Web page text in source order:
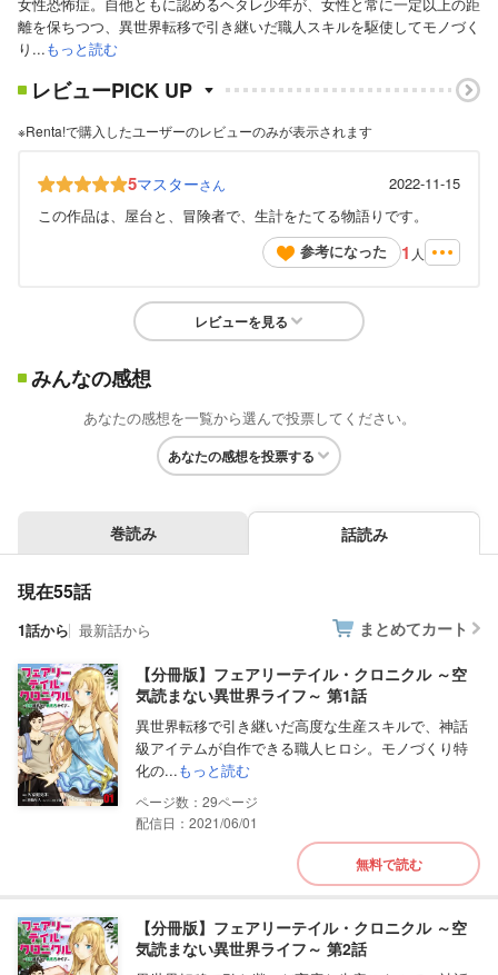
女性恐怖症。自他ともに認めるヘタレ少年が、女性と常に一定以上の距
離を保ちつつ、異世界転移で引き継いだ職人スキルを駆使してモノづく
り...もっと読む
レビューPICK UP
※Renta!で購入したユーザーのレビューのみが表示されます
5マスターさん
2022-11-15
この作品は、屋台と、冒険者で、生計をたてる物語りです。
参考になった
1 人
レビューを見る
みんなの感想
あなたの感想を一覧から選んで投票してください。
あなたの感想を投票する
巻読み 話読み
現在55話
1話から 最新話から まとめてカート
【分冊版】フェアリーテイル・クロニクル ～空
気読まない異世界ライフ～ 第1話
異世界転移で引き継いだ高度な生産スキルで、神話
級アイテムが自作できる職人ヒロシ。モノづくり特
化の...もっと読む
29
配信日：2021/06/01
無料で読む
【分冊版】フェアリーテイル・クロニクル ～空
気読まない異世界ライフ～ 第2話